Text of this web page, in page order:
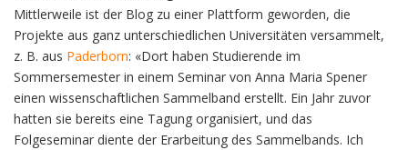
Mittlerweile ist der Blog zu einer Plattform geworden, die
Projekte aus ganz unterschiedlichen Universitäten versammelt,
z. B. aus Paderborn: «Dort haben Studierende im
Sommersemester in einem Seminar von Anna Maria Spener
einen wissenschaftlichen Sammelband erstellt. Ein Jahr zuvor
hatten sie bereits eine Tagung organisiert, und das
Folgeseminar diente der Erarbeitung des Sammelbands. Ich